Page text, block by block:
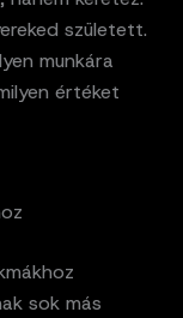
született.
munkára
értéket
sok más